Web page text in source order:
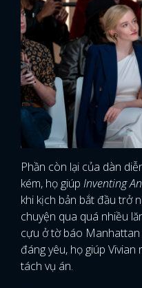
Phần còn lại của dàn
kém, họ giúp Inventing
khi kịch bản bắt đầu trở
chuyện qua quá nhiều
cựu ở tờ báo
đáng yêu, họ giúp
tách vụ án.